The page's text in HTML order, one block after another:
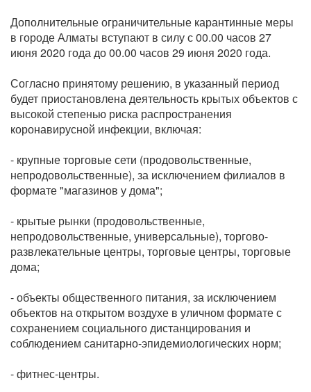
Дополнительные ограничительные карантинные меры
в городе Алматы вступают в силу с 00.00 часов 27
июня 2020 года до 00.00 часов 29 июня 2020 года.
Согласно принятому решению, в указанный период
будет приостановлена деятельность крытых объектов с
высокой степенью риска распространения
коронавирусной инфекции, включая:
- крупные торговые сети (продовольственные,
непродовольственные), за исключением филиалов в
формате "магазинов у дома";
- крытые рынки (продовольственные,
непродовольственные, универсальные), торгово-
развлекательные центры, торговые центры, торговые
дома;
- объекты общественного питания, за исключением
объектов на открытом воздухе в уличном формате с
сохранением социального дистанцирования и
соблюдением санитарно-эпидемиологических норм;
- фитнес-центры.